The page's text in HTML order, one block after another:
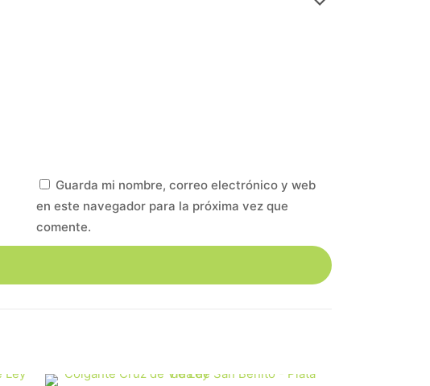
Guarda mi nombre, correo electrónico y web
en este navegador para la próxima vez que
comente.